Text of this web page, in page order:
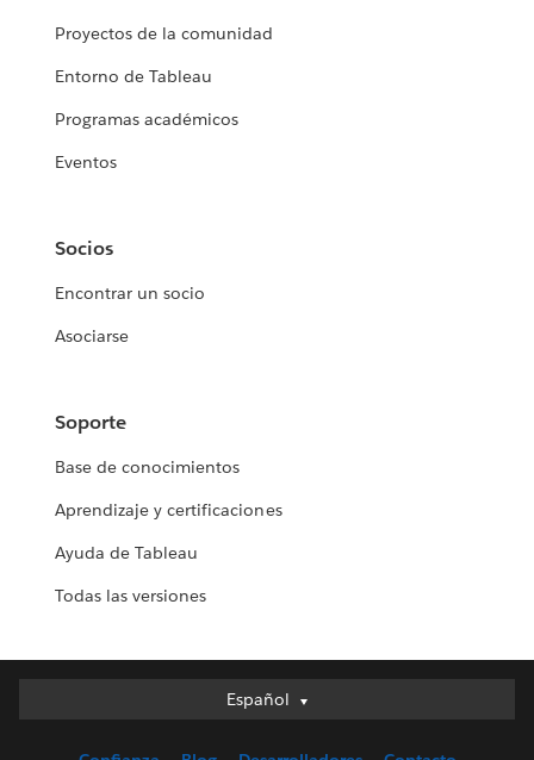
Proyectos de la comunidad
Entorno de Tableau
Programas académicos
Eventos
Socios
Encontrar un socio
Asociarse
Soporte
Base de conocimientos
Aprendizaje y certificaciones
Ayuda de Tableau
Todas las versiones
Español
Español